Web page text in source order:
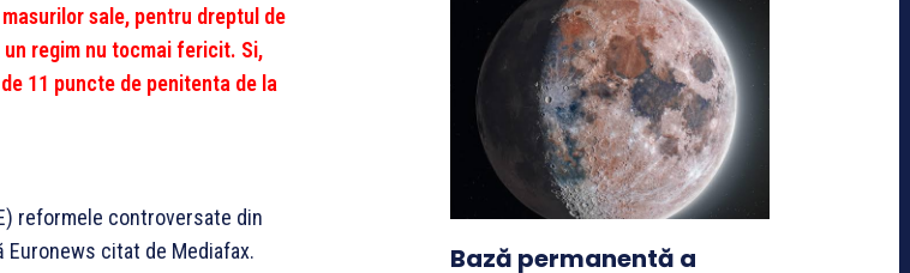
sale, pentru dreptul de
regim nu tocmai fericit. Si,
11 puncte de penitenta de la
reformele controversate din
citat de Mediafax.
Bază permanentă a